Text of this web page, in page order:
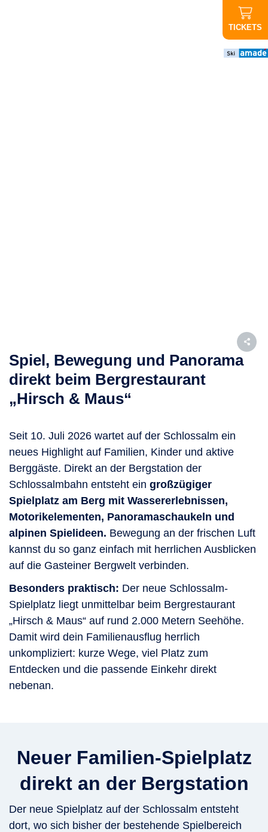
TICKETS
Spiel, Bewegung und Panorama
direkt beim Bergrestaurant
„Hirsch & Maus“
Seit 10. Juli 2026 wartet auf der Schlossalm ein
neues Highlight auf Familien, Kinder und aktive
Berggäste. Direkt an der Bergstation der
Schlossalmbahn entsteht ein großzügiger
Spielplatz am Berg mit Wassererlebnissen,
Motorikelementen, Panoramaschaukeln und
alpinen Spielideen. Bewegung an der frischen Luft
kannst du so ganz einfach mit herrlichen Ausblicken
auf die Gasteiner Bergwelt verbinden.
Besonders praktisch: Der neue Schlossalm-
Spielplatz liegt unmittelbar beim Bergrestaurant
„Hirsch & Maus“ auf rund 2.000 Metern Seehöhe.
Damit wird dein Familienausflug herrlich
unkompliziert: kurze Wege, viel Platz zum
Entdecken und die passende Einkehr direkt
nebenan.
Neuer Familien-Spielplatz
direkt an der Bergstation
Der neue Spielplatz auf der Schlossalm entsteht
dort, wo sich bisher der bestehende Spielbereich